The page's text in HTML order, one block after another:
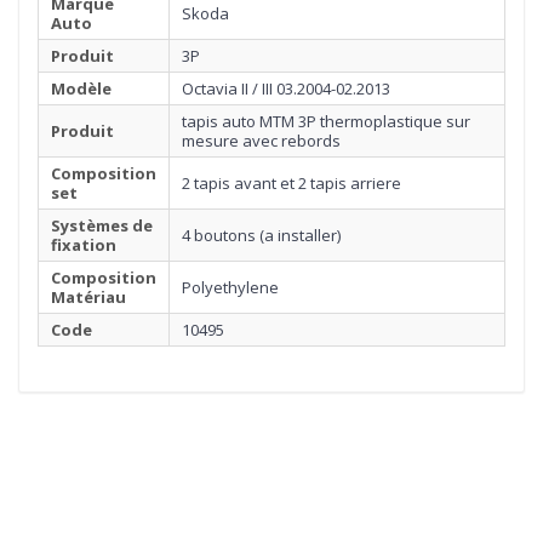
Auto
Skoda
Produit
3P
Modèle
Octavia II / III 03.2004-02.2013
Produit
tapis auto MTM 3P thermoplastique sur
mesure avec rebords
Composition
set
2 tapis avant et 2 tapis arriere
Systèmes de
fixation
4 boutons (a installer)
Composition
Matériau
Polyethylene
Code
10495